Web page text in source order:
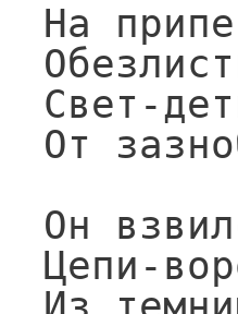
На
Свет-
От
Он
Цепи-